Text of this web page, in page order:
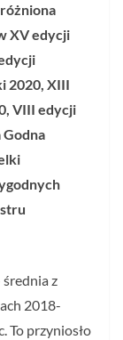
XV edycji
2020, XIII
VIII edycji
z
2018-
To przyniosło